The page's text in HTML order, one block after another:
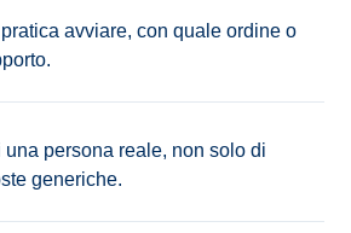
avviare, con quale ordine o
una persona reale, non solo di
generiche.